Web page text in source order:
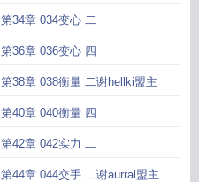
第34章 034变心 二
第36章 036变心 四
第38章 038衡量 二谢hellki盟主
第40章 040衡量 四
第42章 042实力 二
第44章 044交手 二谢aurral盟主